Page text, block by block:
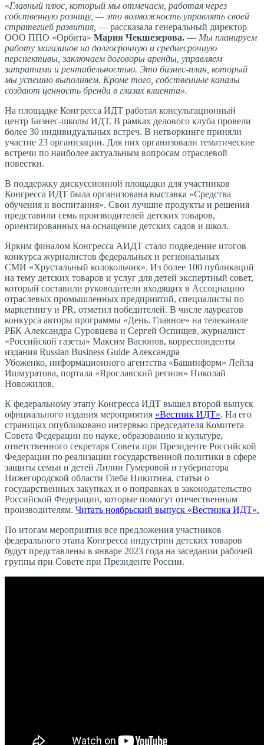
«Главный плюс, который мы отмечаем, работая через
собственную розницу, — это возможность управлять своей
стратегией развития, — рассказала генеральный директор
ООО ППО «Орбита» Мария Чекшезерова. — Мы планируем
работу магазинов на долгосрочную и среднесрочную
перспективы, заключаем договоры аренды, управляем
затратами и рентабельностью. Это бизнес-план, который
мы успешно выполняем. Кроме того, собственные каналы
создают ценность бренда в глазах клиента».
На площадке Конгресса ИДТ работал консультационный
центр Бизнес-школы ИДТ. В рамках делового клуба провели
более 30 индивидуальных встреч. В нетворкинге приняли
участие 23 организации. Для них организовали тематические
встречи по наиболее актуальным вопросам отраслевой
повестки.
В поддержку дискуссионной площадки для участников
Конгресса ИДТ была организована выставка «Средства
обучения и воспитания». Свои лучшие продукты и решения
представили семь производителей детских товаров,
ориентированных на оснащение детских садов и школ.
Ярким финалом Конгресса АИДТ стало подведение итогов
конкурса журналистов федеральных и региональных
СМИ «Хрустальный колокольчик». Из более 100 публикаций
на тему детских товаров и услуг для детей экспертный совет,
который составили руководители входящих в Ассоциацию
отраслевых промышленных предприятий, специалисты по
маркетингу и PR, отметил победителей. В числе лауреатов
конкурса авторы программы «День. Главное» на телеканале
РБК Александра Суровцева и Сергей Оспищев, журналист
«Российской газеты» Максим Васюнов, корреспонденты
издания Russian Business Guide Александра
Убоженко, информационного агентства «Башинформ» Лейла
Ишмуратова, портала «Ярославский регион» Николай
Новожилов.
К федеральному этапу Конгресса ИДТ вышел второй выпуск
официального издания мероприятия «Вестник ИДТ». На его
страницах опубликовано интервью председателя Комитета
Совета Федерации по науке, образованию и культуре,
ответственного секретаря Совета при Президенте Российской
Федерации по реализации государственной политики в сфере
защиты семьи и детей Лилии Гумеровой и губернатора
Нижегородской области Глеба Никитина, статьи о
государственных закупках и о поправках в законодательство
Российской Федерации, которые помогут отечественным
производителям. Читать ноябрьский выпуск «Вестника ИДТ».
По итогам мероприятия все предложения участников
федерального этапа Конгресса индустрии детских товаров
будут представлены в январе 2023 года на заседании рабочей
группы при Совете при Президенте России.